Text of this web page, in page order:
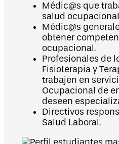
Médic@s que
salud
Médic@s
obtener
ocupacional.
Profesionales de
Fisioterapia y
trabajen en
Ocupacional de
deseen
Directivos
Salud Laboral.